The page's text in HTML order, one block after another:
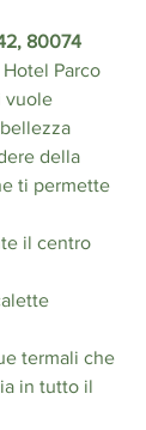
80074
Hotel Parco
vuole
della
ti permette
il centro
termali che
in tutto il